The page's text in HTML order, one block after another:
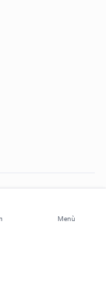
Menù